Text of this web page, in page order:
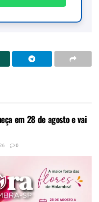
em 28 de agosto e vai
0